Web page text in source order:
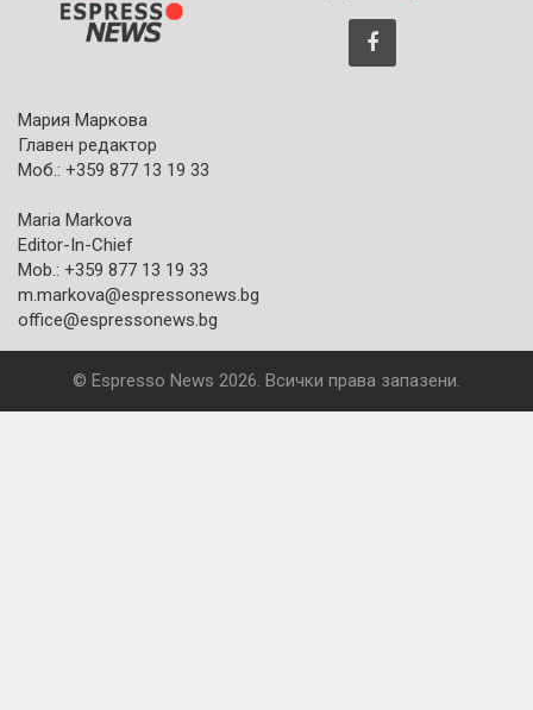
Мария Маркова
Главен редактор
Моб.: +359 877 13 19 33
Maria Markova
Editor-In-Chief
Mob.: +359 877 13 19 33
m.markova@espressonews.bg
office@espressonews.bg
© Espresso News 2026. Всички права запазени.